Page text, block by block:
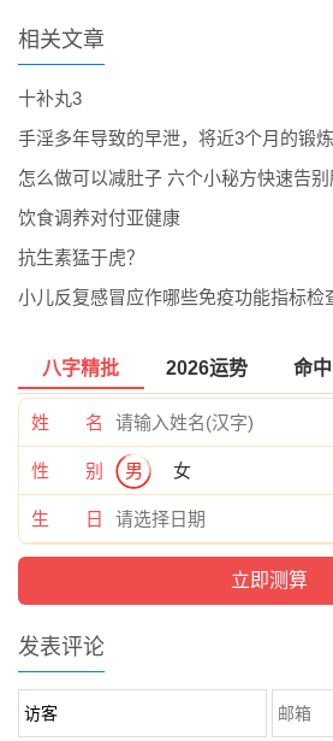
相关文章
十补丸3
怎么做可以减肚子 六个小秘方快速告
饮食调养对付亚健康
抗生素猛于虎？
小儿反复感冒应作哪些免疫功能指标检
八字精批 2026运势 命
姓 名
性 别 男 女
生 日
发表评论